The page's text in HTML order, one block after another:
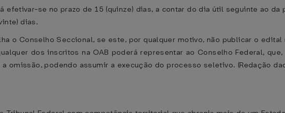
efetivar-se no prazo de 15 (quinze) dias, a contar do dia útil seguinte ao
dias.
o Conselho Seccional, se este, por qualquer motivo, não publicar o
dos inscritos na OAB poderá representar ao Conselho Federal,
omissão, podendo assumir a execução do processo seletivo. (Redação